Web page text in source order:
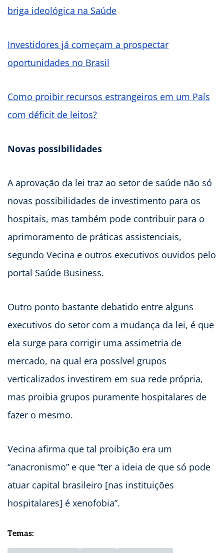
briga ideológica na Saúde
Investidores já começam a prospectar
oportunidades no Brasil
Como proibir recursos estrangeiros em um País
com déficit de leitos?
Novas possibilidades
A aprovação da lei traz ao setor de saúde não só
novas possibilidades de investimento para os
hospitais, mas também pode contribuir para o
aprimoramento de práticas assistenciais,
segundo Vecina e outros executivos ouvidos pelo
portal Saúde Business.
Outro ponto bastante debatido entre alguns
executivos do setor com a mudança da lei, é que
ela surge para corrigir uma assimetria de
mercado, na qual era possível grupos
verticalizados investirem em sua rede própria,
mas proibia grupos puramente hospitalares de
fazer o mesmo.
Vecina afirma que tal proibição era um
“anacronismo” e que “ter a ideia de que só pode
atuar capital brasileiro [nas instituições
hospitalares] é xenofobia”.
Temas: